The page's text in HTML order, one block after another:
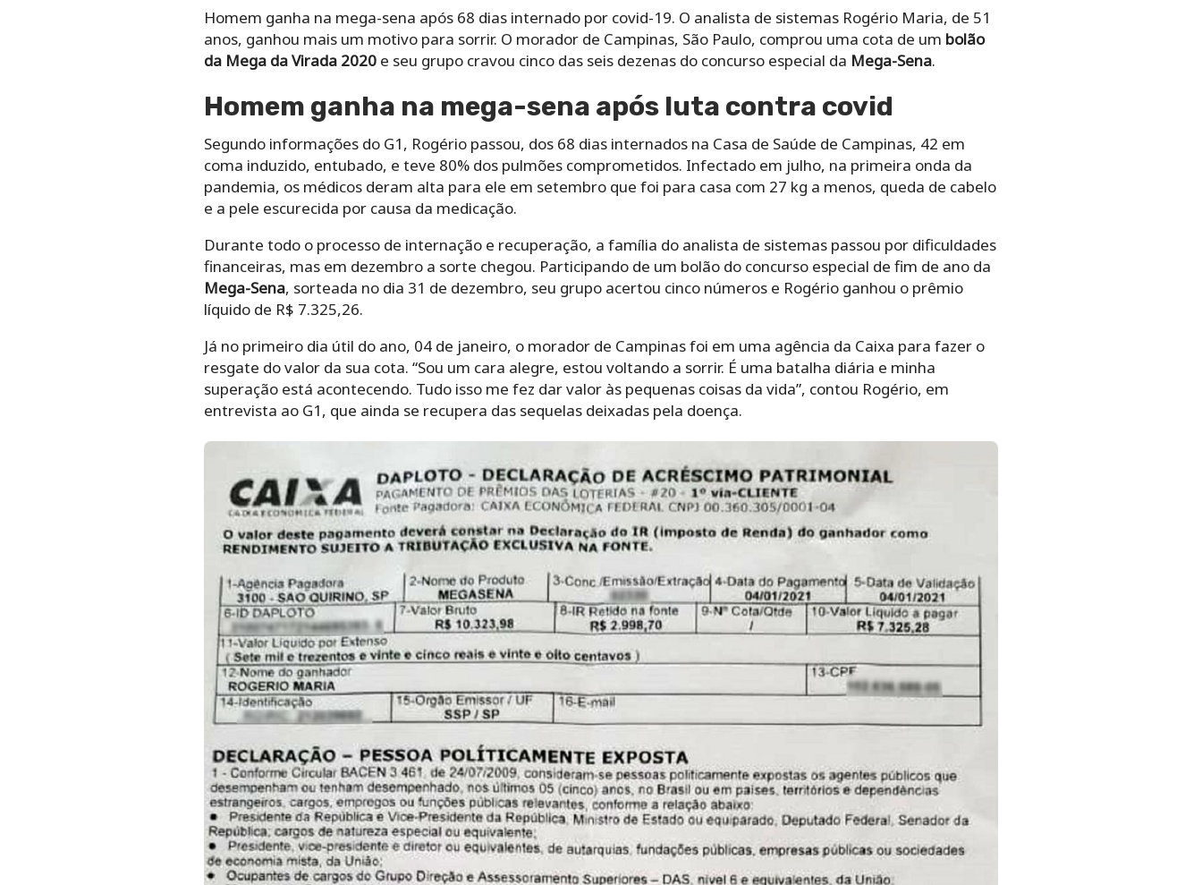
Homem ganha na mega-sena após 68 dias internado por covid-19. O analista de sistemas Rogério Maria, de 51
anos, ganhou mais um motivo para sorrir. O morador de Campinas, São Paulo, comprou uma cota de um bolão
da Mega da Virada 2020e seu grupo cravou cinco das seis dezenas do concurso especial da Mega-Sena.
Homem ganha na mega-sena após luta contra covid
Segundo informações do G1, Rogério passou, dos 68 dias internados na Casa de Saúde de Campinas, 42 em
coma induzido, entubado, e teve 80% dos pulmões comprometidos. Infectado em julho, na primeira onda da
pandemia, os médicos deram alta para ele em setembro que foi para casa com 27 kg a menos, queda de cabelo
e a pele escurecida por causa da medicação.
Durante todo o processo de internação e recuperação, a família do analista de sistemas passou por dificuldades
financeiras, mas em dezembro a sorte chegou. Participando de um bolão do concurso especial de fim de ano da
Mega-Sena, sorteada no dia 31 de dezembro, seu grupo acertou cinco números e Rogério ganhou o prêmio
líquido de R$ 7.325,26.
Já no primeiro dia útil do ano, 04 de janeiro, o morador de Campinas foi em uma agência da Caixa para fazer o
resgate do valor da sua cota. “Sou um cara alegre, estou voltando a sorrir. É uma batalha diária e minha
superação está acontecendo. Tudo isso me fez dar valor às pequenas coisas da vida”, contou Rogério, em
entrevista ao G1, que ainda se recupera das sequelas deixadas pela doença.